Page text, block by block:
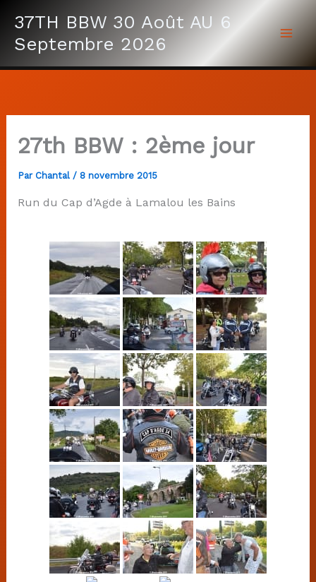
contenu
37TH BBW 30 Août AU 6
Septembre 2026
27th BBW : 2ème jour
Par Chantal / 8 novembre 2015
Run du Cap d’Agde à Lamalou les Bains